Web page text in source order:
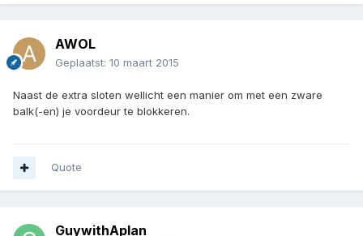
AWOL
Geplaatst: 10 maart 2015
Naast de extra sloten wellicht een manier om met een zware
balk(-en) je voordeur te blokkeren.
Quote
GuywithAplan